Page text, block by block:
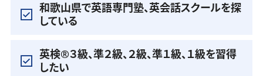
和歌山県で英語専門塾、英会話スクールを探
している
英検®️３級、準２級、２級、準１級、１級を習得
したい